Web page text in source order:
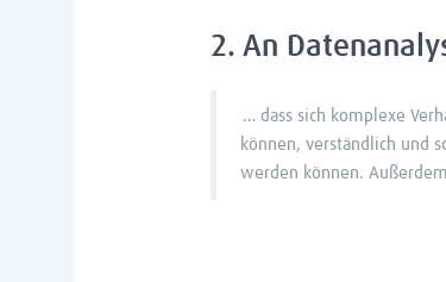
2. An
… dass sich komplexe
können, verständlich und
werden können.